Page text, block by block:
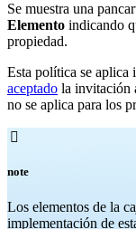
Se muestra una
Elemento indicando
propiedad.
Esta política se aplica
aceptado la invitación
no se aplica para los

note
Los elementos de la
implementación de